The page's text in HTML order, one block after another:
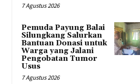
7 Agustus 2026
Pemuda Payung Balai
Silungkang Salurkan
Bantuan Donasi untuk
Warga yang Jalani
Pengobatan Tumor
Usus
7 Agustus 2026